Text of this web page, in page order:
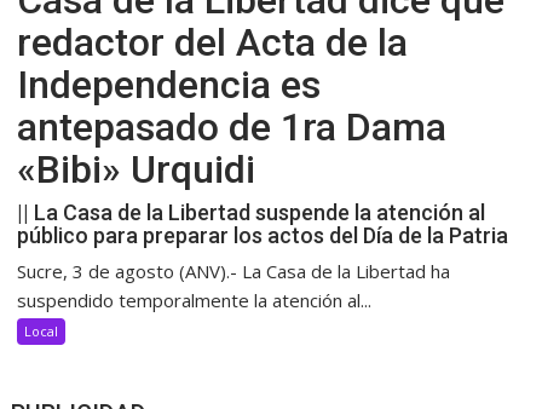
redactor del Acta de la
Independencia es
antepasado de 1ra Dama
«Bibi» Urquidi
|| La Casa de la Libertad suspende la atención al
público para preparar los actos del Día de la Patria
Sucre, 3 de agosto (ANV).- La Casa de la Libertad ha
suspendido temporalmente la atención al...
Local